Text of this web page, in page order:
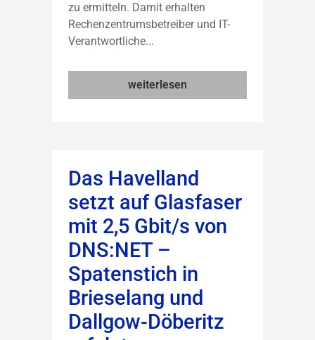
zu ermitteln. Damit erhalten
Rechenzentrumsbetreiber und IT-
Verantwortliche...
weiterlesen
Das Havelland
setzt auf Glasfaser
mit 2,5 Gbit/s von
DNS:NET –
Spatenstich in
Brieselang und
Dallgow-Döberitz